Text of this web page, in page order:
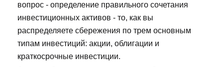
вопрос - определение правильного сочетания
инвестиционных активов - то, как вы
распределяете сбережения по трем основным
типам инвестиций: акции, облигации и
краткосрочные инвестиции.